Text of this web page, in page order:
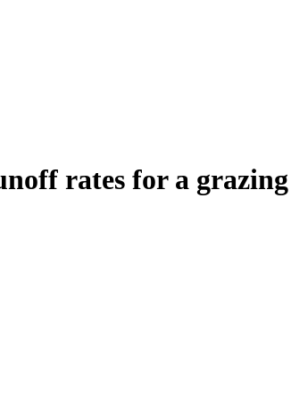
rates for a